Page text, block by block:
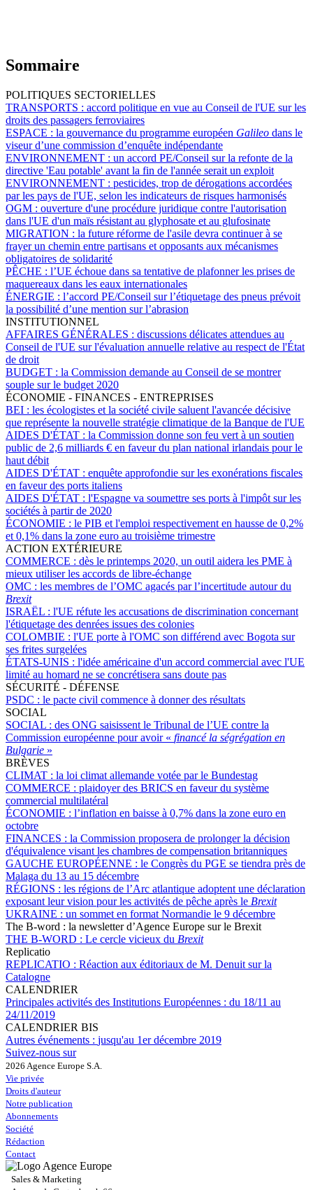
Sommaire
POLITIQUES SECTORIELLES
TRANSPORTS : accord politique en vue au Conseil de l'UE sur les
droits des passagers ferroviaires
ESPACE : la gouvernance du programme européen Galileo dans le
viseur d’une commission d’enquête indépendante
ENVIRONNEMENT : un accord PE/Conseil sur la refonte de la
directive 'Eau potable' avant la fin de l'année serait un exploit
ENVIRONNEMENT : pesticides, trop de dérogations accordées
par les pays de l'UE, selon les indicateurs de risques harmonisés
OGM : ouverture d'une procédure juridique contre l'autorisation
dans l'UE d'un maïs résistant au glyphosate et au glufosinate
MIGRATION : la future réforme de l'asile devra continuer à se
frayer un chemin entre partisans et opposants aux mécanismes
obligatoires de solidarité
PÊCHE : l’UE échoue dans sa tentative de plafonner les prises de
maquereaux dans les eaux internationales
ÉNERGIE : l’accord PE/Conseil sur l’étiquetage des pneus prévoit
la possibilité d’une mention sur l’abrasion
INSTITUTIONNEL
AFFAIRES GÉNÉRALES : discussions délicates attendues au
Conseil de l'UE sur l'évaluation annuelle relative au respect de l'État
de droit
BUDGET : la Commission demande au Conseil de se montrer
souple sur le budget 2020
ÉCONOMIE - FINANCES - ENTREPRISES
BEI : les écologistes et la société civile saluent l'avancée décisive
que représente la nouvelle stratégie climatique de la Banque de l'UE
AIDES D'ÉTAT : la Commission donne son feu vert à un soutien
public de 2,6 milliards € en faveur du plan national irlandais pour le
haut débit
AIDES D'ÉTAT : enquête approfondie sur les exonérations fiscales
en faveur des ports italiens
AIDES D'ÉTAT : l'Espagne va soumettre ses ports à l'impôt sur les
sociétés à partir de 2020
ÉCONOMIE : le PIB et l'emploi respectivement en hausse de 0,2%
et 0,1% dans la zone euro au troisième trimestre
ACTION EXTÉRIEURE
COMMERCE : dès le printemps 2020, un outil aidera les PME à
mieux utiliser les accords de libre-échange
OMC : les membres de l’OMC agacés par l’incertitude autour du
Brexit
ISRAËL : l'UE réfute les accusations de discrimination concernant
l'étiquetage des denrées issues des colonies
COLOMBIE : l'UE porte à l'OMC son différend avec Bogota sur
ses frites surgelées
ÉTATS-UNIS : l'idée américaine d'un accord commercial avec l'UE
limité au homard ne se concrétisera sans doute pas
SÉCURITÉ - DÉFENSE
PSDC : le pacte civil commence à donner des résultats
SOCIAL
SOCIAL : des ONG saisissent le Tribunal de l’UE contre la
Commission européenne pour avoir « financé la ségrégation en
Bulgarie »
BRÈVES
CLIMAT : la loi climat allemande votée par le Bundestag
COMMERCE : plaidoyer des BRICS en faveur du système
commercial multilatéral
ÉCONOMIE : l’inflation en baisse à 0,7% dans la zone euro en
octobre
FINANCES : la Commission proposera de prolonger la décision
d'équivalence visant les chambres de compensation britanniques
GAUCHE EUROPÉENNE : le Congrès du PGE se tiendra près de
Malaga du 13 au 15 décembre
RÉGIONS : les régions de l’Arc atlantique adoptent une déclaration
exposant leur vision pour les activités de pêche après le Brexit
UKRAINE : un sommet en format Normandie le 9 décembre
The B-word : la newsletter d’Agence Europe sur le Brexit
THE B-WORD : Le cercle vicieux du Brexit
Replicatio
REPLICATIO : Réaction aux éditoriaux de M. Denuit sur la
Catalogne
CALENDRIER
Principales activités des Institutions Européennes : du 18/11 au
24/11/2019
CALENDRIER BIS
Autres événements : jusqu'au 1er décembre 2019
Suivez-nous sur
2026 Agence Europe S.A.
Vie privée
Droits d'auteur
Notre publication
Abonnements
Société
Rédaction
Contact
Sales & Marketing